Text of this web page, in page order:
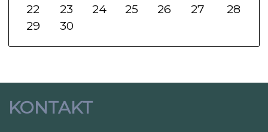
22
23 24 25 26 27
28
29
30
KONTAKT